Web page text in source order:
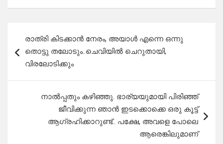
navigation
രാത്രി കിടക്കാൻ നേരം, അയാൾ എന്നെ ഒന്നു
തൊട്ടു തലോടും..ചെവിയിൽ ചെറുതായി,
വിരലോടിക്കും
നാൽപ്പതും കഴിഞ്ഞു. ഭാര്യയുമായി പിരിഞ്ഞ്
ജീവിക്കുന്ന ഞാൻ ഇടക്കൊക്കെ ഒരു കൂട്ട്
ആഗ്രഹിക്കാറുണ്ട്.. പക്ഷേ, അവളെ പോലെ
ആരെങ്കിലുമാണ്